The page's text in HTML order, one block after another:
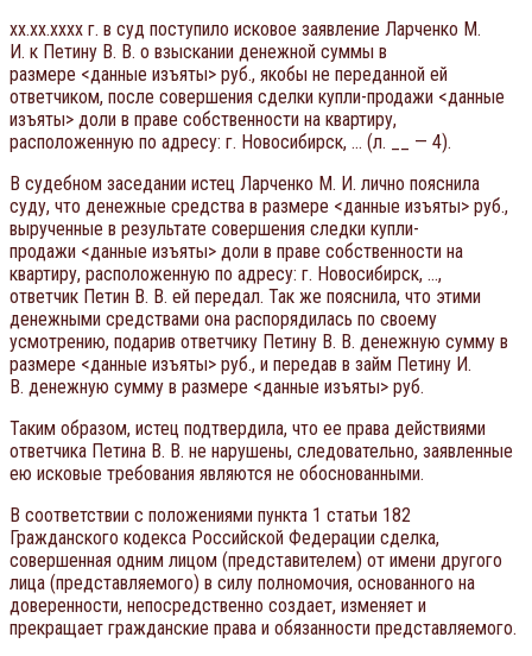
xx.xx.xxxx г. в суд поступило исковое заявление Ларченко М.
И. к Петину В. В. о взыскании денежной суммы в
размере <данные изъяты> руб., якобы не переданной ей
ответчиком, после совершения сделки купли-продажи <данные
изъяты> доли в праве собственности на квартиру,
расположенную по адресу: г. Новосибирск, … (л. __ — 4).
В судебном заседании истец Ларченко М. И. лично пояснила
суду, что денежные средства в размере <данные изъяты> руб.,
вырученные в результате совершения следки купли-
продажи <данные изъяты> доли в праве собственности на
квартиру, расположенную по адресу: г. Новосибирск, …,
ответчик Петин В. В. ей передал. Так же пояснила, что этими
денежными средствами она распорядилась по своему
усмотрению, подарив ответчику Петину В. В. денежную сумму в
размере <данные изъяты> руб., и передав в займ Петину И.
В. денежную сумму в размере <данные изъяты> руб.
Таким образом, истец подтвердила, что ее права действиями
ответчика Петина В. В. не нарушены, следовательно, заявленные
ею исковые требования являются не обоснованными.
В соответствии с положениями пункта 1 статьи 182
Гражданского кодекса Российской Федерации сделка,
совершенная одним лицом (представителем) от имени другого
лица (представляемого) в силу полномочия, основанного на
доверенности, непосредственно создает, изменяет и
прекращает гражданские права и обязанности представляемого.